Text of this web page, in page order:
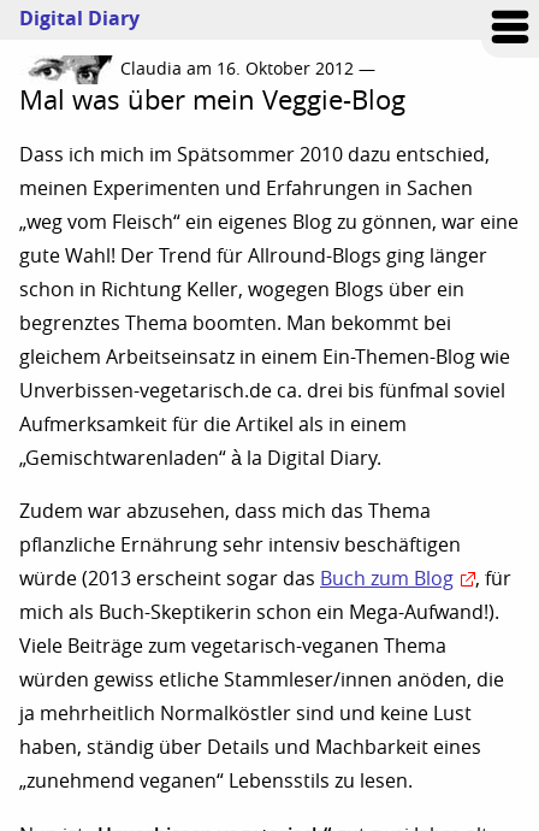
Digital Diary
Claudia am 16. Oktober 2012 —
Mal was über mein Veggie-Blog
Dass ich mich im Spätsommer 2010 dazu entschied,
meinen Experimenten und Erfahrungen in Sachen
„weg vom Fleisch“ ein eigenes Blog zu gönnen, war eine
gute Wahl! Der Trend für Allround-Blogs ging länger
schon in Richtung Keller, wogegen Blogs über ein
begrenztes Thema boomten. Man bekommt bei
gleichem Arbeitseinsatz in einem Ein-Themen-Blog wie
Unverbissen-vegetarisch.de ca. drei bis fünfmal soviel
Aufmerksamkeit für die Artikel als in einem
„Gemischtwarenladen“ à la Digital Diary.
Zudem war abzusehen, dass mich das Thema
pflanzliche Ernährung sehr intensiv beschäftigen
würde (2013 erscheint sogar das Buch zum Blog
, für
mich als Buch-Skeptikerin schon ein Mega-Aufwand!).
Viele Beiträge zum vegetarisch-veganen Thema
würden gewiss etliche Stammleser/innen anöden, die
ja mehrheitlich Normalköstler sind und keine Lust
haben, ständig über Details und Machbarkeit eines
„zunehmend veganen“ Lebensstils zu lesen.